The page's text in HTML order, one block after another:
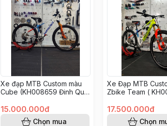
Xe đạp MTB Custom màu
Cube (KH008659 Đinh Quý
15.000.000đ
Chọn mua
Xe Đạp MTB
Zbike Team (
17.500.000đ
Chọn